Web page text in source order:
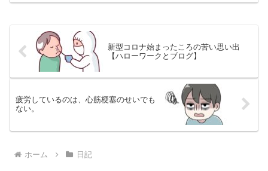
新型コロナ始まったころの苦い思い出
【ハローワークとブログ】
疲労しているのは、心筋梗塞のせいでも
ない。
ホーム 日記